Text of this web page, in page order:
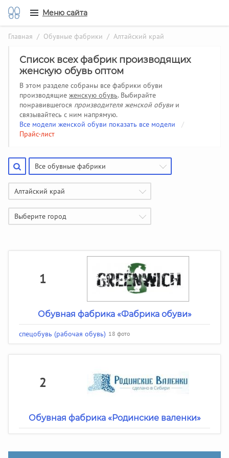
Меню сайта
Главная / Обувные фабрики / Алтайский край
Список всех фабрик производящих
женскую обувь оптом
В этом разделе собраны все фабрики обуви
производящие женскую обувь. Выбирайте
понравившегося производителя женской обувии
связывайтесь с ним напрямую.
Все модели женской обуви показать все модели
/
Прайс-лист
Все обувные фабрики
Алтайский край
Выберите город
1
Обувная фабрика «Фабрика обуви»
спецобувь (рабочая обувь) 18 фото
2
Обувная фабрика «Родинские валенки»